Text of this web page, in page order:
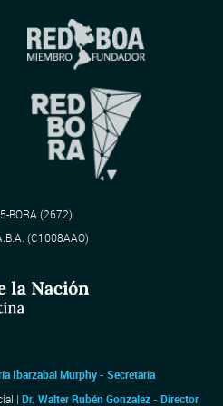
BORA (2672)
(C1008AAO)
Ibarzabal Murphy - Secretaria
| Dr. Walter Rubén Gonzalez - Director